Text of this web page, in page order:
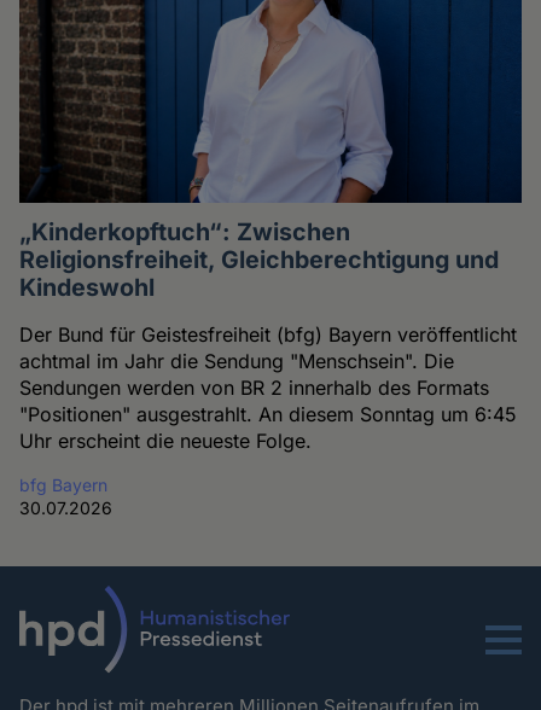
„Kinderkopftuch“: Zwischen
Religionsfreiheit, Gleichberechtigung und
Kindeswohl
Der Bund für Geistesfreiheit (bfg) Bayern veröffentlicht
achtmal im Jahr die Sendung "Menschsein". Die
Sendungen werden von BR 2 innerhalb des Formats
"Positionen" ausgestrahlt. An diesem Sonntag um 6:45
Uhr erscheint die neueste Folge.
bfg Bayern
30.07.2026
Menu